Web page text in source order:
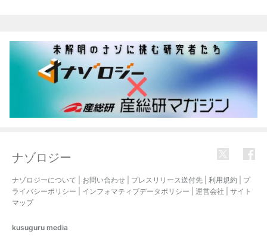
ナゾロジー
ナゾロジーについて お問い合わせ プレスリリース送付先 利用規約
プ
ライバシーポリシー
インフォマティブデータポリシー 運営会社
サイト
マップ
kusuguru media